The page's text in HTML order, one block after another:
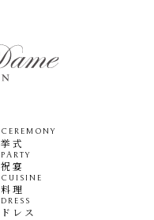
CEREMONY
挙式
PARTY
祝宴
CUISINE
料理
DRESS
ドレス